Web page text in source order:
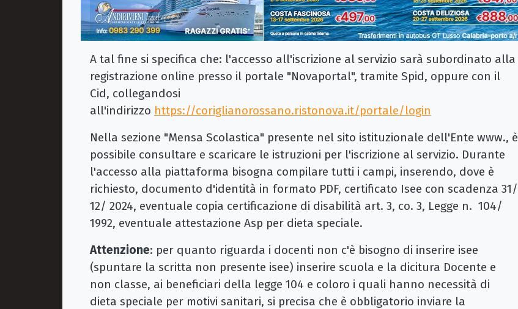
A tal fine si specifica che: l'accesso all'iscrizione al servizio sarà subordinato alla
registrazione online presso il portale "Novaportal", tramite Spid, oppure con il
Cid, collegandosi
all'indirizzo https://coriglianorossano.ristonova.it/portale/login
Nella sezione "Mensa Scolastica" presente nel sito istituzionale dell'Ente www., è
possibile consultare e scaricare le istruzioni per l'iscrizione al servizio. Durante
l'accesso alla piattaforma bisogna compilare tutti i campi, inserendo, dove è
richiesto, documento d'identità in formato PDF, certificato Isee con scadenza 31/
12/ 2024, eventuale copia certificazione di disabilità art. 3, co. 3, Legge n. 104/
1992, eventuale attestazione Asp per dieta speciale.
Attenzione: per quanto riguarda i docenti non c'è bisogno di inserire isee
(spuntare la scritta non presente isee) inserire scuola e la dicitura Docente e
non classe, ai beneficiari della legge 104 e coloro i quali hanno necessità di
dieta speciale per motivi sanitari, si precisa che è obbligatorio inviare la